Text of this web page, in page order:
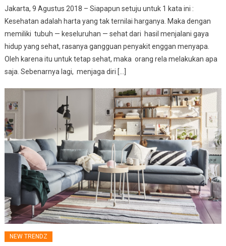
Jakarta, 9 Agustus 2018 – Siapapun setuju untuk 1 kata ini :
Kesehatan adalah harta yang tak ternilai harganya. Maka dengan
memiliki tubuh — keseluruhan — sehat dari hasil menjalani gaya
hidup yang sehat, rasanya gangguan penyakit enggan menyapa.
Oleh karena itu untuk tetap sehat, maka orang rela melakukan apa
saja. Sebenarnya lagi, menjaga diri […]
NEW TRENDZ